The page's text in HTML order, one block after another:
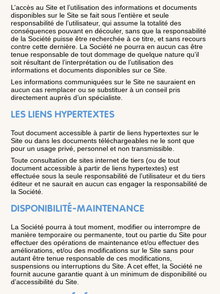
L’accès au Site et l’utilisation des informations et documents
disponibles sur le Site se fait sous l’entière et seule
responsabilité de l’utilisateur, qui assume la totalité des
conséquences pouvant en découler, sans que la responsabilité
de la Société puisse être recherchée à ce titre, et sans recours
contre cette dernière. La Société ne pourra en aucun cas être
tenue responsable de tout dommage de quelque nature qu’il
soit résultant de l’interprétation ou de l’utilisation des
informations et documents disponibles sur ce Site.
Les informations communiquées sur le Site ne sauraient en
aucun cas remplacer ou se substituer à un conseil pris
directement auprès d’un spécialiste.
LES LIENS HYPERTEXTES
Tout document accessible à partir de liens hypertextes sur le
Site ou dans les documents téléchargeables ne le sont que
pour un usage privé, personnel et non transmissible.
Toute consultation de sites internet de tiers (ou de tout
document accessible à partir de liens hypertextes) est
effectuée sous la seule responsabilité de l’utilisateur et du tiers
éditeur et ne saurait en aucun cas engager la responsabilité de
la Société.
DISPONIBILITÉ-MAINTENANCE
La Société pourra à tout moment, modifier ou interrompre de
manière temporaire ou permanente, tout ou partie du Site pour
effectuer des opérations de maintenance et/ou effectuer des
améliorations, et/ou des modifications sur le Site sans pour
autant être tenue responsable de ces modifications,
suspensions ou interruptions du Site. A cet effet, la Société ne
fournit aucune garantie quant à un minimum de disponibilité ou
d’accessibilité du Site.